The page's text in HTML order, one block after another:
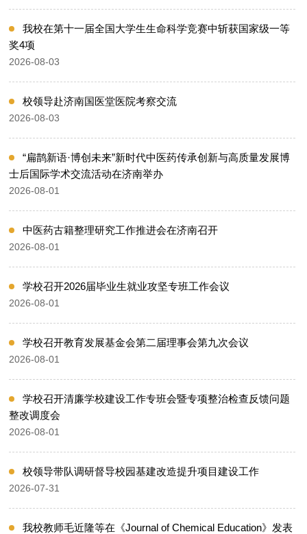
我校在第十一届全国大学生生命科学竞赛中斩获国家级一等
奖4项
2026-08-03
校领导赴济南国医堂医院考察交流
2026-08-03
“扁鹊新语·博创未来”新时代中医药传承创新与高质量发展博
士后国际学术交流活动在济南举办
2026-08-01
​中医药古籍整理研究工作推进会在济南召开
2026-08-01
学校召开2026届毕业生就业攻坚专班工作会议
2026-08-01
学校召开教育发展基金会第二届理事会第九次会议
2026-08-01
学校召开清廉学校建设工作专班会暨专项整治检查反馈问题
整改调度会
2026-08-01
校领导带队调研督导校园基建改造提升项目建设工作
2026-07-31
我校教师毛近隆等在《Journal of Chemical Education》发表